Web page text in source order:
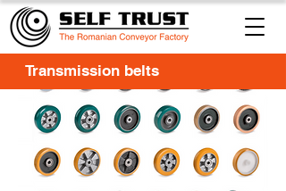
Transmission belts